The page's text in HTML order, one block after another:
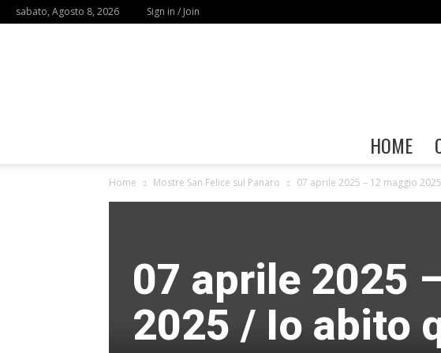
sabato, Agosto 8, 2026 Sign in / Join
HOME
Home Mostre San Felice sul Panaro 07 aprile 2025 – 12 maggio
07 aprile 2025
2025 / Io abito